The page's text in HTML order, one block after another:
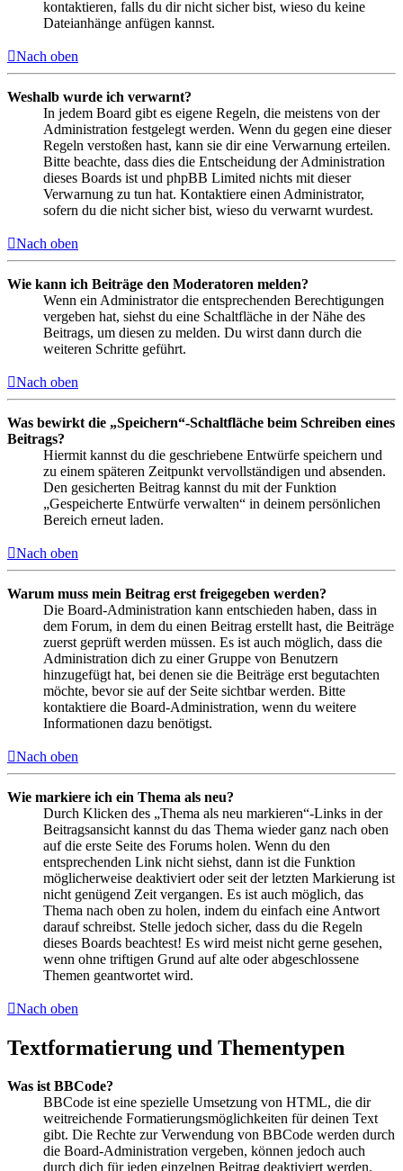
kontaktieren, falls du dir nicht sicher bist, wieso du keine
Dateianhänge anfügen kannst.
Nach oben
Weshalb wurde ich verwarnt?
In jedem Board gibt es eigene Regeln, die meistens von der
Administration festgelegt werden. Wenn du gegen eine dieser
Regeln verstoßen hast, kann sie dir eine Verwarnung erteilen.
Bitte beachte, dass dies die Entscheidung der Administration
dieses Boards ist und phpBB Limited nichts mit dieser
Verwarnung zu tun hat. Kontaktiere einen Administrator,
sofern du die nicht sicher bist, wieso du verwarnt wurdest.
Nach oben
Wie kann ich Beiträge den Moderatoren melden?
Wenn ein Administrator die entsprechenden Berechtigungen
vergeben hat, siehst du eine Schaltfläche in der Nähe des
Beitrags, um diesen zu melden. Du wirst dann durch die
weiteren Schritte geführt.
Nach oben
Was bewirkt die „Speichern“-Schaltfläche beim Schreiben eines
Beitrags?
Hiermit kannst du die geschriebene Entwürfe speichern und
zu einem späteren Zeitpunkt vervollständigen und absenden.
Den gesicherten Beitrag kannst du mit der Funktion
„Gespeicherte Entwürfe verwalten“ in deinem persönlichen
Bereich erneut laden.
Nach oben
Warum muss mein Beitrag erst freigegeben werden?
Die Board-Administration kann entschieden haben, dass in
dem Forum, in dem du einen Beitrag erstellt hast, die Beiträge
zuerst geprüft werden müssen. Es ist auch möglich, dass die
Administration dich zu einer Gruppe von Benutzern
hinzugefügt hat, bei denen sie die Beiträge erst begutachten
möchte, bevor sie auf der Seite sichtbar werden. Bitte
kontaktiere die Board-Administration, wenn du weitere
Informationen dazu benötigst.
Nach oben
Wie markiere ich ein Thema als neu?
Durch Klicken des „Thema als neu markieren“-Links in der
Beitragsansicht kannst du das Thema wieder ganz nach oben
auf die erste Seite des Forums holen. Wenn du den
entsprechenden Link nicht siehst, dann ist die Funktion
möglicherweise deaktiviert oder seit der letzten Markierung ist
nicht genügend Zeit vergangen. Es ist auch möglich, das
Thema nach oben zu holen, indem du einfach eine Antwort
darauf schreibst. Stelle jedoch sicher, dass du die Regeln
dieses Boards beachtest! Es wird meist nicht gerne gesehen,
wenn ohne triftigen Grund auf alte oder abgeschlossene
Themen geantwortet wird.
Nach oben
Textformatierung und Thementypen
Was ist BBCode?
BBCode ist eine spezielle Umsetzung von HTML, die dir
weitreichende Formatierungsmöglichkeiten für deinen Text
gibt. Die Rechte zur Verwendung von BBCode werden durch
die Board-Administration vergeben, können jedoch auch
durch dich für jeden einzelnen Beitrag deaktiviert werden.